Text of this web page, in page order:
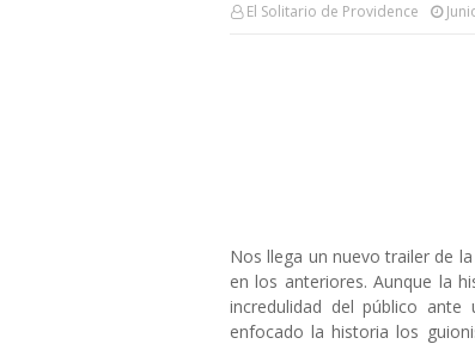
El Solitario de Providence
Nos llega un nuevo trailer de
en los anteriores. Aunque la
incredulidad del público
enfocado la historia los